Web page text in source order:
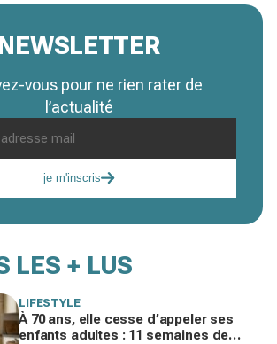
NEWSLETTER
vous pour ne rien rater de
l’actualité
je m'inscris
LES + LUS
LIFESTYLE
À 70 ans, elle cesse d’appeler ses
enfants adultes : 11 semaines de